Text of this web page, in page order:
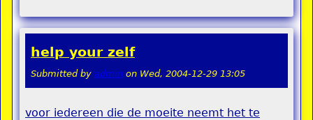
help your zelf
Submitted by admin on Wed, 2004-12-29 13:05
voor iedereen die de moeite neemt het te